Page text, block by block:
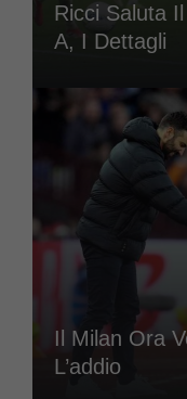
Ricci Saluta
A, I Dettagli
Il Milan Ora
L’addio